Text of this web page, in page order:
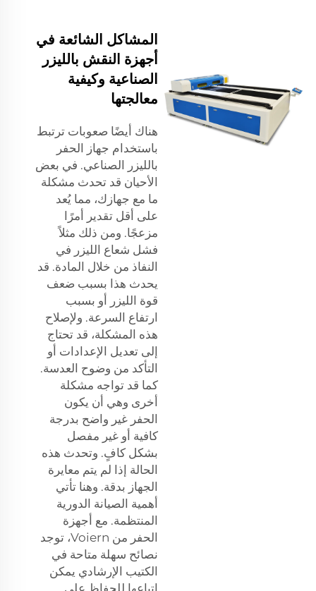
المشاكل الشائعة في
أجهزة النقش بالليزر
الصناعية وكيفية
معالجتها
هناك أيضًا صعوبات ترتبط
باستخدام جهاز الحفر
بالليزر الصناعي. في بعض
الأحيان قد تحدث مشكلة
ما مع جهازك، مما يُعد
على أقل تقدير أمرًا
مزعجًا. ومن ذلك مثلاً
فشل شعاع الليزر في
النفاذ من خلال المادة. قد
يحدث هذا بسبب ضعف
قوة الليزر أو بسبب
ارتفاع السرعة. ولإصلاح
هذه المشكلة، قد تحتاج
إلى تعديل الإعدادات أو
التأكد من وضوح العدسة.
كما قد تواجه مشكلة
أخرى وهي أن يكون
الحفر غير واضح بدرجة
كافية أو غير مفصل
بشكل كافٍ. وتحدث هذه
الحالة إذا لم يتم معايرة
الجهاز بدقة. وهنا تأتي
أهمية الصيانة الدورية
المنتظمة. مع أجهزة
الحفر من Voiern، توجد
نصائح سهلة متاحة في
الكتيب الإرشادي يمكن
اتباعها للحفاظ على